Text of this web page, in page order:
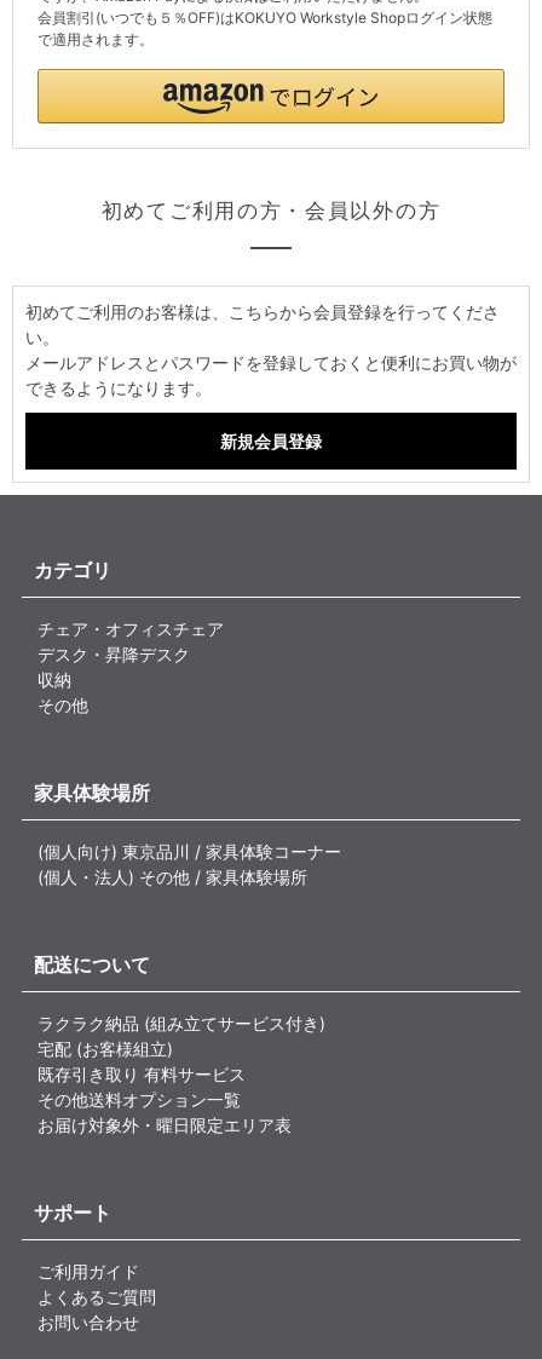
初めてご利用の方・会員以外の方
初めてご利用のお客様は、こちらから会員登録を行ってくださ
い。
メールアドレスとパスワードを登録しておくと便利にお買い物が
できるようになります。
カテゴリ
チェア・オフィスチェア
デスク・昇降デスク
収納
その他
家具体験場所
(個人向け) 東京品川 / 家具体験コーナー
(個人・法人) その他 / 家具体験場所
配送について
ラクラク納品 (組み立てサービス付き)
宅配 (お客様組立)
既存引き取り 有料サービス
その他送料オプション一覧
お届け対象外・曜日限定エリア表
サポート
ご利用ガイド
よくあるご質問
お問い合わせ